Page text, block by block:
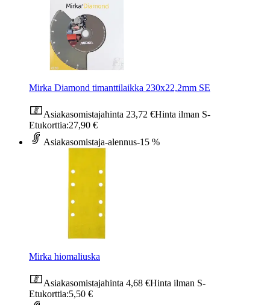
Mirka Diamond timanttilaikka 230x22,2mm SE
Asiakasomistajahinta 23,72 €Hinta ilman S-
Etukorttia:27,90 €
Asiakasomistaja-alennus-15 %
Mirka hiomaliuska
Asiakasomistajahinta 4,68 €Hinta ilman S-
Etukorttia:5,50 €